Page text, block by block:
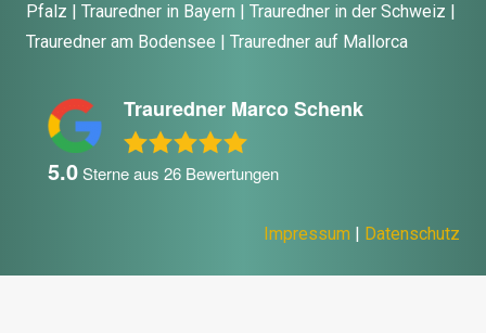
Pfalz | Trauredner in Bayern | Trauredner in der Schweiz |
Trauredner am Bodensee | Trauredner auf Mallorca
Trauredner Marco Schenk
5.0Sterne aus 26 Bewertungen
Impressum | Datenschutz